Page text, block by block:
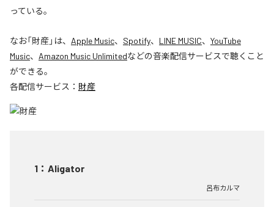
っている。
なお「財産」は、 Apple Music、 Spotify、 LINE MUSIC、 YouTube
Music、 Amazon Music Unlimitedなどの音楽配信サービスで聴くこと
ができる。
各配信サービス： 財産
1 ： Aligator
呂布カルマ